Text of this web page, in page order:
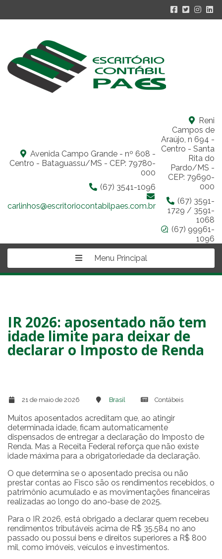
Avenida Campo Grande - nº 608 -
Centro - Bataguassu/MS - CEP: 79780-
000
(67) 3541-1096
carlinhos@escritoriocontabilpaes.com.br
Reni
Campos de
Araújo, n 694 -
Centro - Santa
Rita do
Pardo/MS -
CEP: 79690-
000
(67) 3591-
1729 / 3591-
1068
(67) 99961-
1096
Menu Principal
IR 2026: aposentado não tem
idade limite para deixar de
declarar o Imposto de Renda
21 de maio de 2026 Brasil Contábeis
Muitos aposentados acreditam que, ao atingir
determinada idade, ficam automaticamente
dispensados de entregar a declaração do Imposto de
Renda. Mas a Receita Federal reforça que não existe
idade máxima para a obrigatoriedade da declaração.
O que determina se o aposentado precisa ou não
prestar contas ao Fisco são os rendimentos recebidos, o
patrimônio acumulado e as movimentações financeiras
realizadas ao longo do ano-base de 2025.
Para o IR 2026, está obrigado a declarar quem recebeu
rendimentos tributáveis acima de R$ 35.584 no ano
passado ou possui bens e direitos superiores a R$ 800
mil, como imóveis, veículos e investimentos.